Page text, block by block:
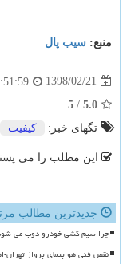
منبع: سیب پال
1398/02/21
5.0
/
5
تگهای خبر:
كیفیت
این مطلب را می
جدیدترین مطالب
چرا سیم کشی خودرو ذوب می
نقص فنی هواپیمای پرواز تهران-